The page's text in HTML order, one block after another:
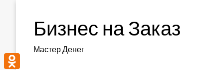
содержимомуБизнес на Заказ
Мастер Денег